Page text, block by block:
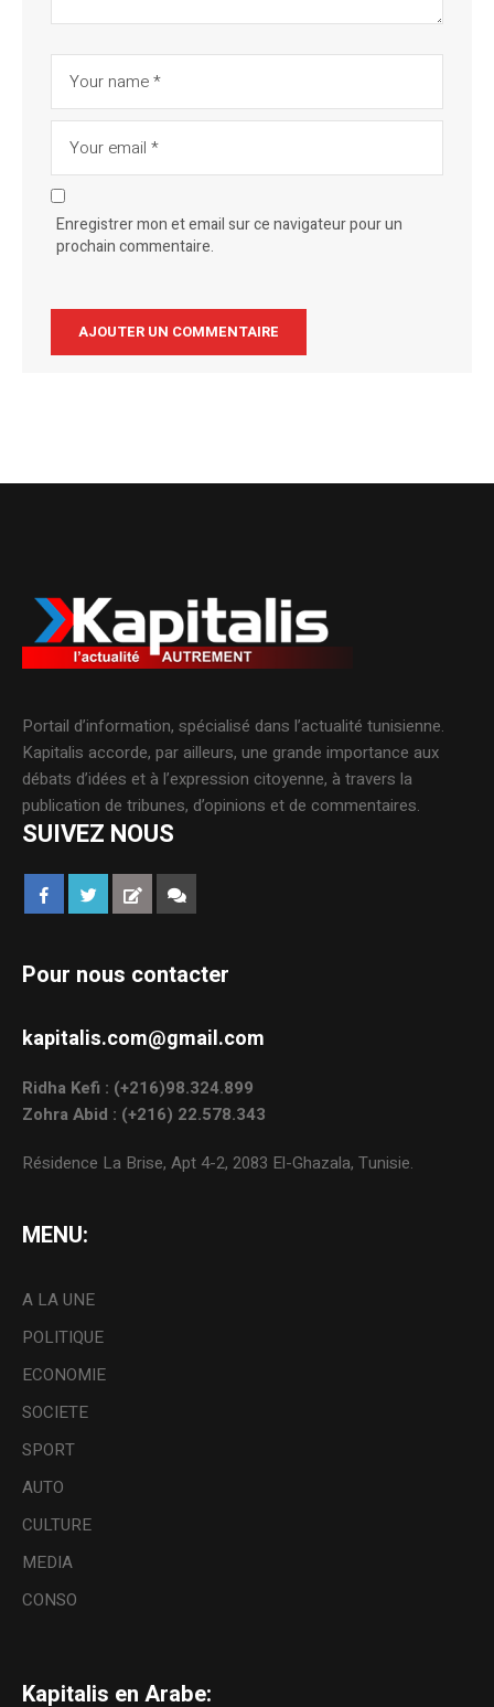
Enregistrer mon et email sur ce navigateur pour un
prochain commentaire.
Portail d’information, spécialisé dans l’actualité tunisienne.
Kapitalis accorde, par ailleurs, une grande importance aux
débats d’idées et à l’expression citoyenne, à travers la
publication de tribunes, d’opinions et de commentaires.
SUIVEZ NOUS
Pour nous contacter
kapitalis.com@gmail.com
Ridha Kefi : (+216)98.324.899
Zohra Abid : (+216) 22.578.343
Résidence La Brise, Apt 4-2, 2083 El-Ghazala, Tunisie.
MENU:
A LA UNE
POLITIQUE
ECONOMIE
SOCIETE
SPORT
AUTO
CULTURE
MEDIA
CONSO
Kapitalis en Arabe: